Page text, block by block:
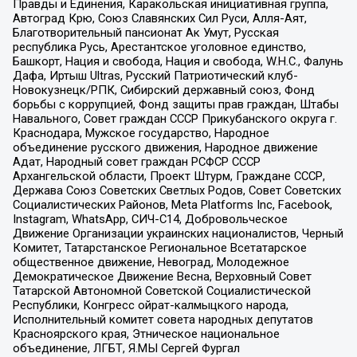
Правды и Единения, Каракольская инициативная группа,
Автоград Крю, Союз Славянских Сил Руси, Алля-Аят,
Благотворительный пансионат Ак Умут, Русская
республика Русь, Арестантское уголовное единство,
Башкорт, Нация и свобода, Нация и свобода, W.H.С., Фалунь
Дафа, Иртыш Ultras, Русский Патриотический клуб-
Новокузнецк/РПК, Сибирский державный союз, Фонд
борьбы с коррупцией, Фонд защиты прав граждан, Штабы
Навального, Совет граждан СССР Прикубанского округа г.
Краснодара, Мужское государство, Народное
объединение русского движения, Народное движение
Адат, Народный совет граждан РСФСР СССР
Архангельской области, Проект Штурм, Граждане СССР,
Держава Союз Советских Светлых Родов, Совет Советских
Социалистических Районов, Meta Platforms Inc, Facebook,
Instagram, WhatsApp, СИЧ-С14, Добровольческое
Движение Организации украинских националистов, Черный
Комитет, Татарстанское Региональное Всетатарское
общественное движение, Невоград, Молодежное
Демократическое Движение Весна, Верховный Совет
Татарской Автономной Советской Социалистической
Республики, Конгресс ойрат-калмыцкого народа,
Исполнительный комитет совета народных депутатов
Красноярского края, Этническое национальное
объединение, ЛГБТ, Я.МЫ Сергей Фургал